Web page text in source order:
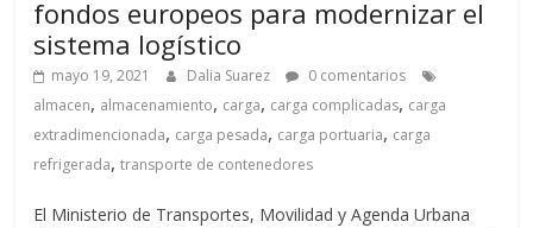
fondos europeos para modernizar el
sistema logístico
mayo 19, 2021 Dalia Suarez
0 comentarios
almacen, almacenamiento, carga, carga complicadas, carga
extradimencionada, carga pesada, carga portuaria, carga
refrigerada,transporte de contenedores
El Ministerio de Transportes, Movilidad y Agenda Urbana